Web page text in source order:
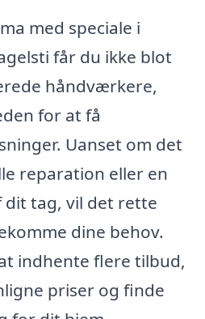
med speciale i
får du ikke blot
håndværkere,
for at få
Uanset om det
reparation eller en
tag, vil det rette
dine behov.
indhente flere tilbud,
priser og finde